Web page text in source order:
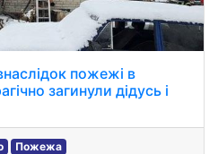
пожежі в
загинули дідусь і
Пожежа